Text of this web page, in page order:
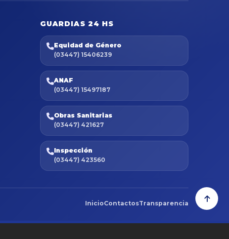
GUARDIAS 24 HS
Equidad de Género
(03447) 15406239
ANAF
(03447) 15497187
Obras Sanitarias
(03447) 421627
Inspección
(03447) 423560
InicioContactosTransparencia